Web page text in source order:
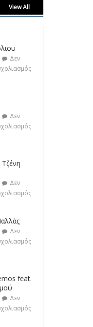
View All
Δεν
Δεν
Δεν
Δεν
feat.
Δεν